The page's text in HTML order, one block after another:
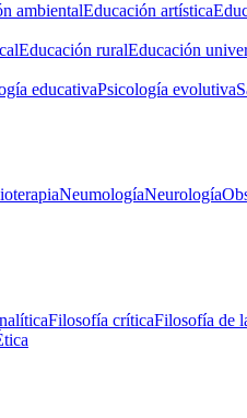
ambientalEducación artística
Educación ruralEducación
educativaPsicología evolutiva
NeumologíaNeurología
Filosofía críticaFilosofía de